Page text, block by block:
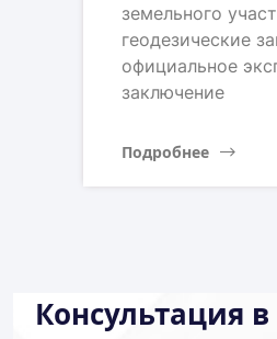
земельного
геодезические
официальное
заключение
Подробнее
Консультация в